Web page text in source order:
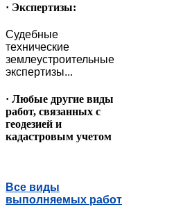
· Экспертизы:
Судебные
технические
землеустроительные
экспертизы...
· Любые другие виды
работ, связанных с
геодезией и
кадастровым учетом
Все виды
выполняемых работ